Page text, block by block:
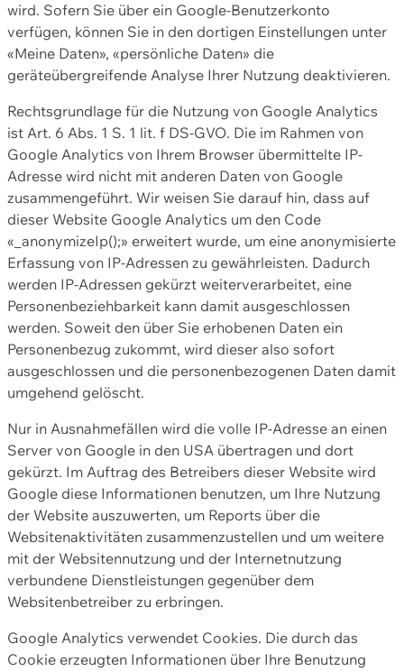
wird. Sofern Sie über ein Google-Benutzerkonto
verfügen, können Sie in den dortigen Einstellungen unter
«Meine Daten», «persönliche Daten» die
geräteübergreifende Analyse Ihrer Nutzung deaktivieren.
Rechtsgrundlage für die Nutzung von Google Analytics
ist Art. 6 Abs. 1 S. 1 lit. f DS-GVO. Die im Rahmen von
Google Analytics von Ihrem Browser übermittelte IP-
Adresse wird nicht mit anderen Daten von Google
zusammengeführt. Wir weisen Sie darauf hin, dass auf
dieser Website Google Analytics um den Code
«_anonymizeIp();» erweitert wurde, um eine anonymisierte
Erfassung von IP-Adressen zu gewährleisten. Dadurch
werden IP-Adressen gekürzt weiterverarbeitet, eine
Personenbeziehbarkeit kann damit ausgeschlossen
werden. Soweit den über Sie erhobenen Daten ein
Personenbezug zukommt, wird dieser also sofort
ausgeschlossen und die personenbezogenen Daten damit
umgehend gelöscht.
Nur in Ausnahmefällen wird die volle IP-Adresse an einen
Server von Google in den USA übertragen und dort
gekürzt. Im Auftrag des Betreibers dieser Website wird
Google diese Informationen benutzen, um Ihre Nutzung
der Website auszuwerten, um Reports über die
Websitenaktivitäten zusammenzustellen und um weitere
mit der Websitennutzung und der Internetnutzung
verbundene Dienstleistungen gegenüber dem
Websitenbetreiber zu erbringen.
Google Analytics verwendet Cookies. Die durch das
Cookie erzeugten Informationen über Ihre Benutzung